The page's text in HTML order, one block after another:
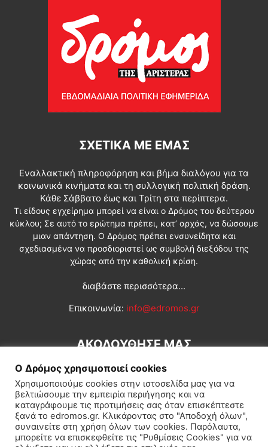
ΣΧΕΤΙΚΆ ΜΕ ΕΜΆΣ
Εναλλακτική πληροφόρηση και βήμα διαλόγου για τα
κοινωνικά κινήματα και τη συλλογική πολιτική δράση.
Κάθε Σάββατο έως και Τρίτη στα περίπτερα.
Τι είδους εγχείρημα μπορεί να είναι ο Δρόμος του δεύτερου
κύκλου; Σε αυτό το ερώτημα πρέπει, κατ’ αρχάς, να δώσουμε
μιαν απάντηση. Ο Δρόμος πρέπει ενσυνείδητα και
σχεδιασμένα να προσδιοριστεί ως συμβολή διεξόδου της
χώρας από την καθολική κρίση.
διαβάστε περισσότερα...
Επικοινωνία: info@edromos.gr
ΑΚΟΛΟΥΘΗΣΕ ΜΑΣ
Εγγραφή συνδρομητή Πολιτική Διεθνή Κοινωνία
Ο Δρόμος χρησιμοποιεί cookies
Χρησιμοποιούμε cookies στην ιστοσελίδα μας για να
βελτιώσουμε την εμπειρία περιήγησης και να
καταγράφουμε τις προτιμήσεις σας όταν επισκέπτεστε
ξανά το edromos.gr. Κλικάροντας στο "Αποδοχή όλων",
συναινείτε στη χρήση όλων των cookies. Παρόλαυτα,
μπορείτε να επισκεφθείτε τις "Ρυθμίσεις Cookies" για να